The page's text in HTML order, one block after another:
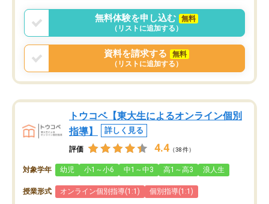
無料体験を申し込む
無料
（リストに追加する）
資料を請求する
無料
（リストに追加する）
トウコベ【東大生によるオンライン個別
指導】
詳しく見る
評価 4.4 （38件）
対象学年 幼児 小1～小6 中1～中3 高1～高3 浪人生
授業形式 オンライン個別指導(1:1) 個別指導(1:1)